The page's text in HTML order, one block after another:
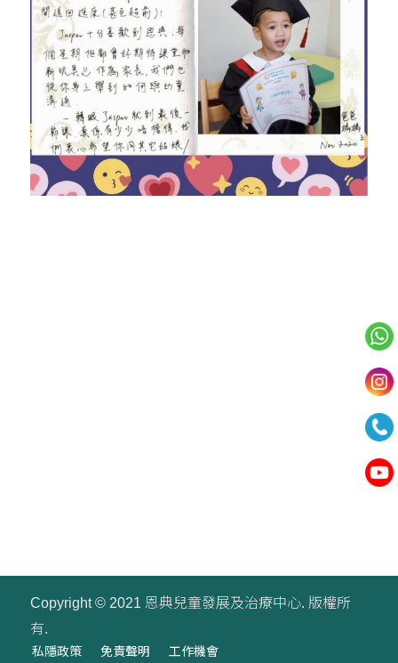
Copyright © 2021 恩典兒童發展及治療中心. 版權所
有.
私隱政策 免責聲明 工作機會